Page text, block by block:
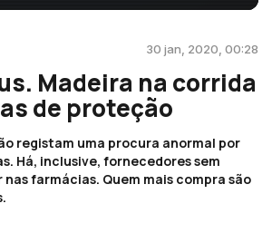
30 jan, 2020, 00:28
Madeira na corrida
de proteção
registam uma procura anormal por
Há, inclusive, fornecedores sem
farmácias. Quem mais compra são